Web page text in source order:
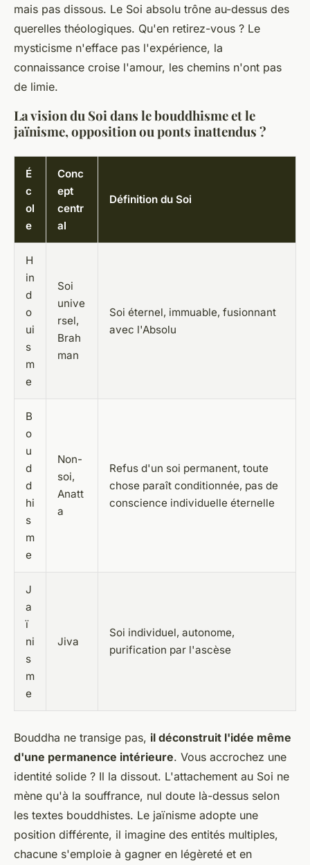
mais pas dissous. Le Soi absolu trône au-dessus des
querelles théologiques. Qu'en retirez-vous ? Le
mysticisme n'efface pas l'expérience, la
connaissance croise l'amour, les chemins n'ont pas
de limie.
La vision du Soi dans le bouddhisme et le
jaïnisme, opposition ou ponts inattendus ?
É
c
ol
e
Conc
ept
centr
al
Définition du Soi
H
in
d
o
ui
s
m
e
Soi
unive
rsel,
Brah
man
Soi éternel, immuable, fusionnant
avec l'Absolu
B
o
u
d
d
hi
s
m
e
Non-
soi,
Anatt
a
Refus d'un soi permanent, toute
chose paraît conditionnée, pas de
conscience individuelle éternelle
J
a
ï
ni
s
m
e
Jiva
Soi individuel, autonome,
purification par l'ascèse
Bouddha ne transige pas, il déconstruit l'idée même
d'une permanence intérieure. Vous accrochez une
identité solide ? Il la dissout. L'attachement au Soi ne
mène qu'à la souffrance, nul doute là-dessus selon
les textes bouddhistes. Le jaïnisme adopte une
position différente, il imagine des entités multiples,
chacune s'emploie à gagner en légèreté et en